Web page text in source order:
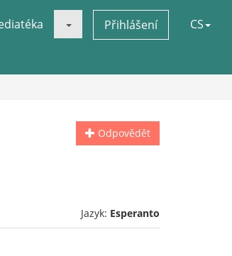
Přihlášení CS
Odpovědět
Jazyk: Esperanto